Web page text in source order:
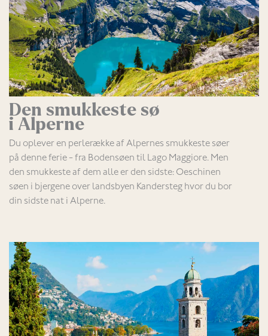
Den smukkeste sø
i Alperne
Du oplever en perlerække af Alpernes smukkeste søer
på denne ferie - fra Bodensøen til Lago Maggiore. Men
den smukkeste af dem alle er den sidste: Oeschinen
søen i bjergene over landsbyen Kandersteg hvor du bor
din sidste nat i Alperne.